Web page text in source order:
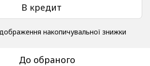
В кредит
накопичувальної знижки
До обраного